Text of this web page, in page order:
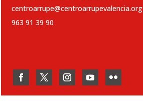
centroarrupe@centroarrupevalencia.org
963 91 39 90